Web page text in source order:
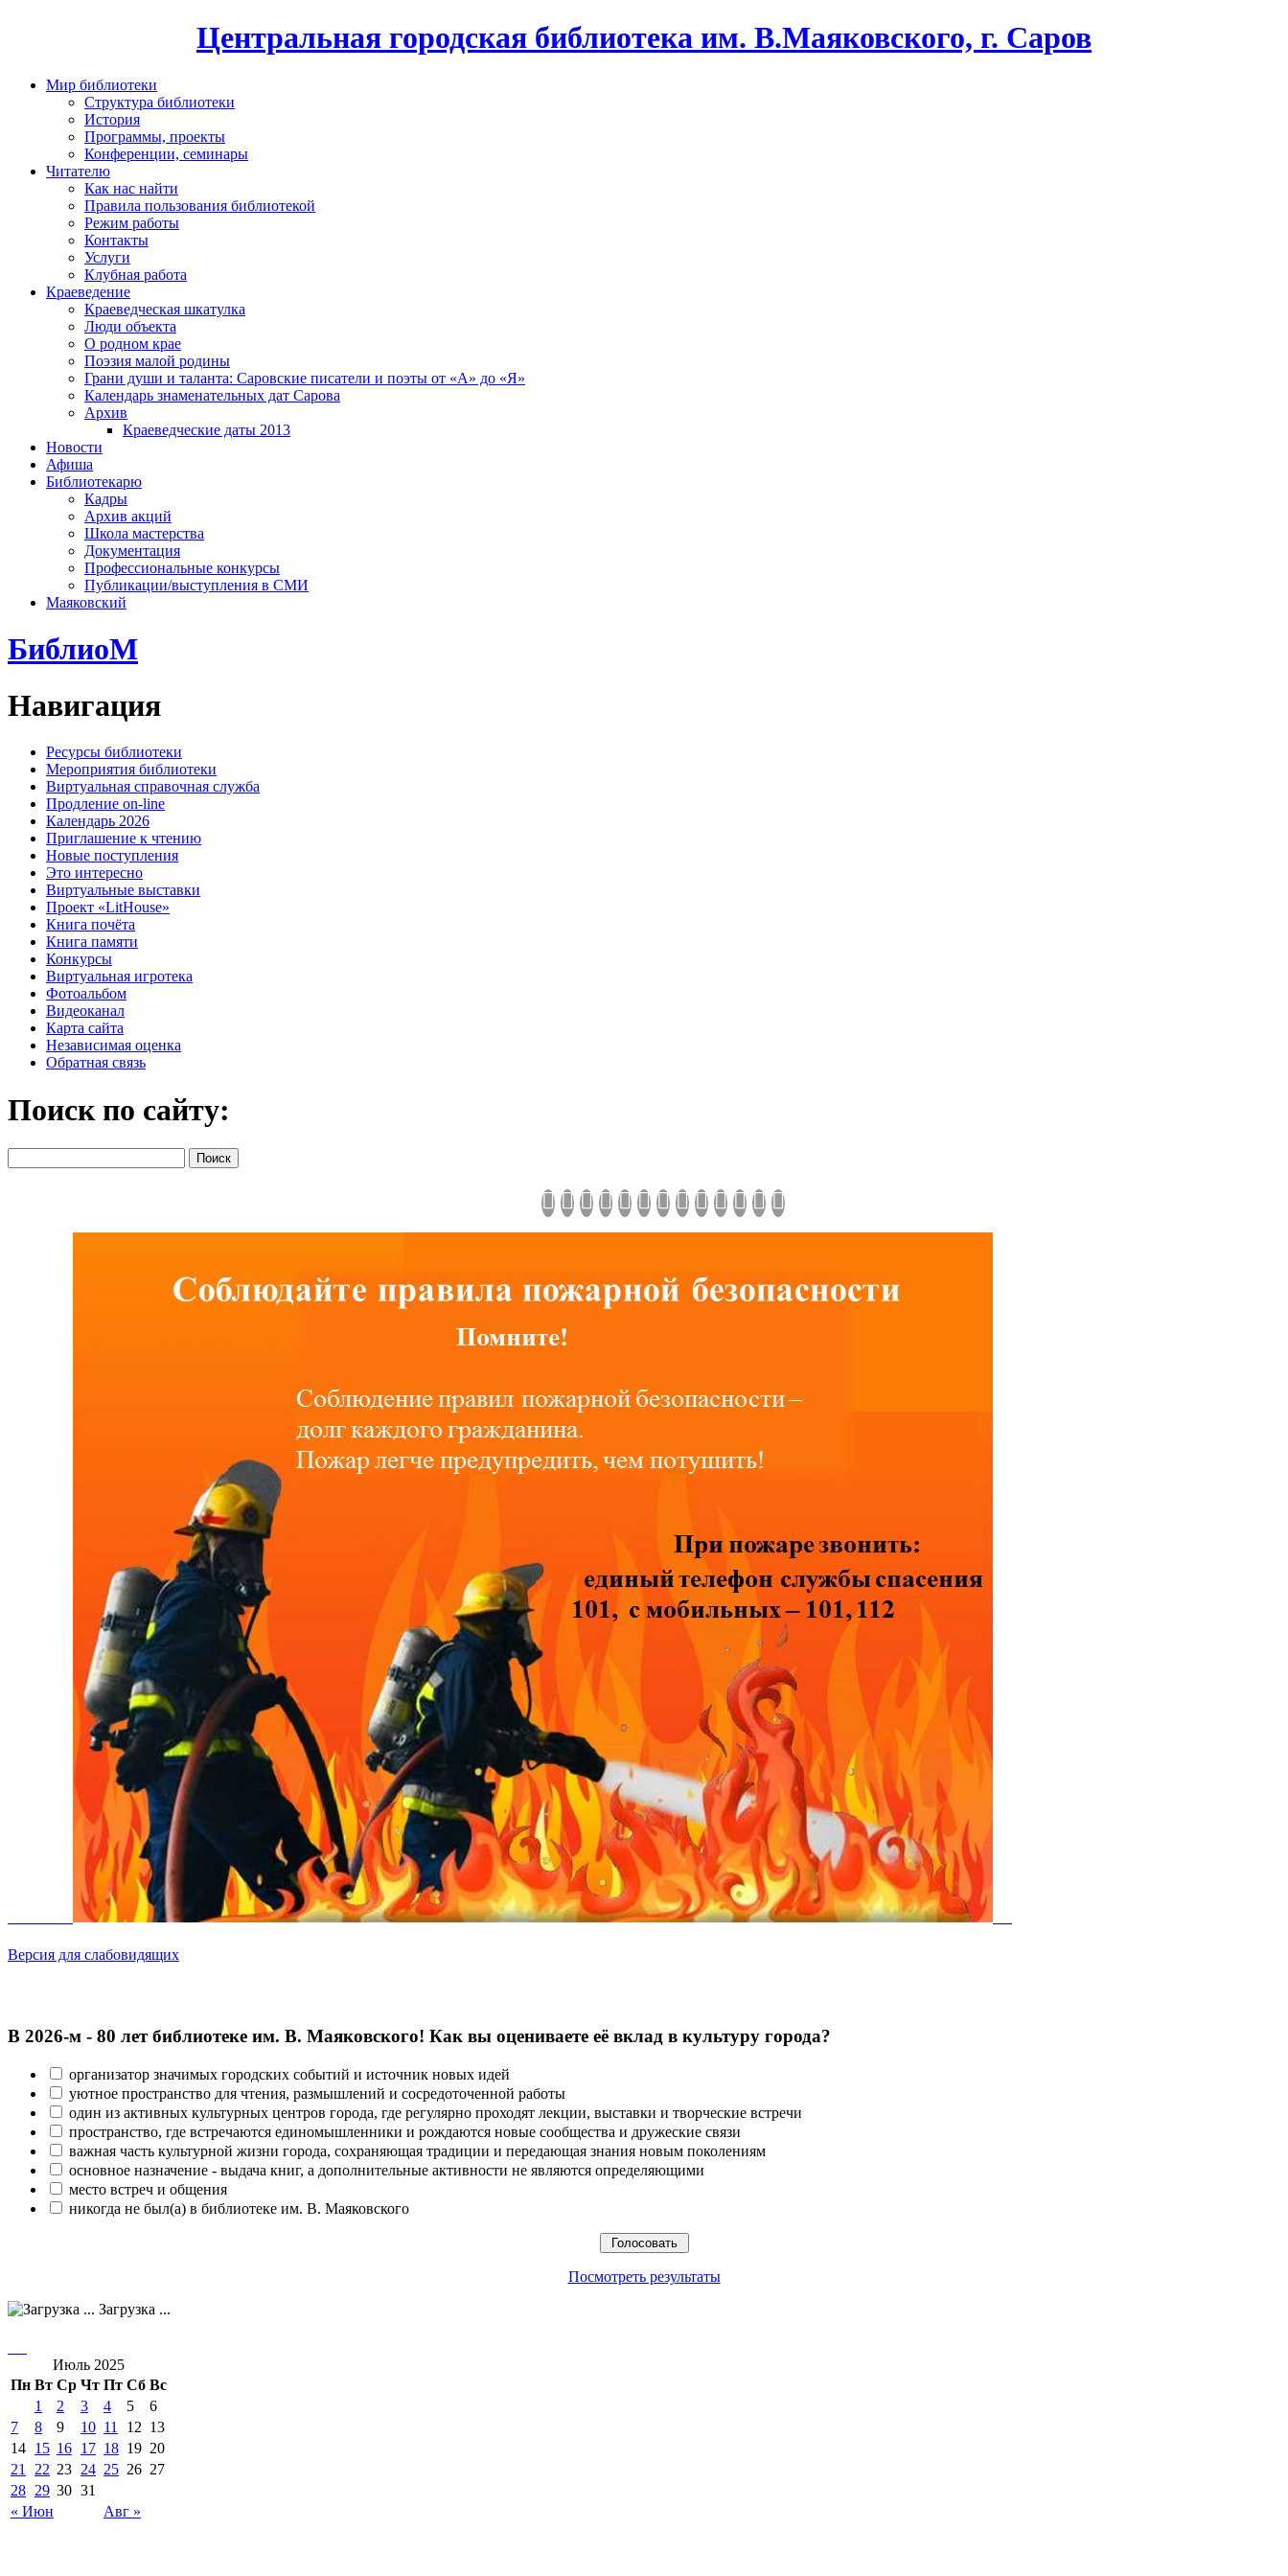
Центральная городская библиотека им. В.Маяковского, г. Саров
Мир библиотеки
Структура библиотеки
История
Программы, проекты
Конференции, семинары
Читателю
Как нас найти
Правила пользования библиотекой
Режим работы
Контакты
Услуги
Клубная работа
Краеведение
Краеведческая шкатулка
Люди объекта
О родном крае
Поэзия малой родины
Грани души и таланта: Саровские писатели и поэты от «А» до «Я»
Календарь знаменательных дат Сарова
Архив
Краеведческие даты 2013
Новости
Афиша
Библиотекарю
Кадры
Архив акций
Школа мастерства
Документация
Профессиональные конкурсы
Публикации/выступления в СМИ
Маяковский
БиблиоМ
Навигация
Ресурсы библиотеки
Мероприятия библиотеки
Виртуальная справочная служба
Продление on-line
Календарь 2026
Приглашение к чтению
Новые поступления
Это интересно
Виртуальные выставки
Проект «LitHouse»
Книга почёта
Книга памяти
Конкурсы
Виртуальная игротека
Фотоальбом
Видеоканал
Карта сайта
Независимая оценка
Обратная связь
Поиск по сайту:
Версия для слабовидящих
В 2026‑м - 80 лет библиотеке им. В. Маяковского! Как вы оцениваете её вклад в культуру города?
организатор значимых городских событий и источник новых идей
уютное пространство для чтения, размышлений и сосредоточенной работы
один из активных культурных центров города, где регулярно проходят лекции, выставки и творческие встречи
пространство, где встречаются единомышленники и рождаются новые сообщества и дружеские связи
важная часть культурной жизни города, сохраняющая традиции и передающая знания новым поколениям
основное назначение - выдача книг, а дополнительные активности не являются определяющими
место встреч и общения
никогда не был(а) в библиотеке им. В. Маяковского
Посмотреть результаты
Загрузка ...
Июль 2025
Пн Вт Ср Чт Пт Сб Вс
« Июн Авг »
1 2 3 4 5
6
7
8 9 10 11 12 13
14 15 16 17 18 19 20
21
22 23 24 25 26 27
28 29 30 31